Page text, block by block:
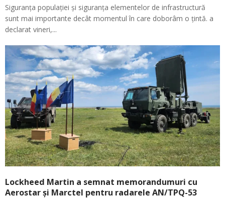
Siguranța populației și siguranța elementelor de infrastructură
sunt mai importante decât momentul în care doborâm o țintă. a
declarat vineri,...
Lockheed Martin a semnat memorandumuri cu
Aerostar și Marctel pentru radarele AN/TPQ-53